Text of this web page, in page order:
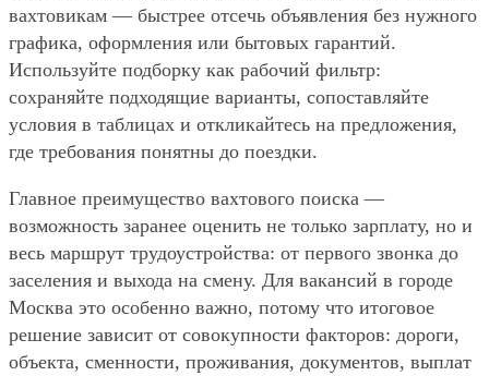
вахтовикам — быстрее отсечь объявления без нужного
графика, оформления или бытовых гарантий.
Используйте подборку как рабочий фильтр:
сохраняйте подходящие варианты, сопоставляйте
условия в таблицах и откликайтесь на предложения,
где требования понятны до поездки.
Главное преимущество вахтового поиска —
возможность заранее оценить не только зарплату, но и
весь маршрут трудоустройства: от первого звонка до
заселения и выхода на смену. Для вакансий в городе
Москва это особенно важно, потому что итоговое
решение зависит от совокупности факторов: дороги,
объекта, сменности, проживания, документов, выплат